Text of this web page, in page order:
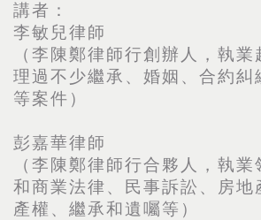
講者：
李敏兒律師
（李陳鄭律師行創辦人，執
理過不少繼承、婚姻、合約糾
等案件）
彭嘉華律師
（李陳鄭律師行合夥人，執業
和商業法律、民事訴訟、房地
產權、繼承和遺囑等）